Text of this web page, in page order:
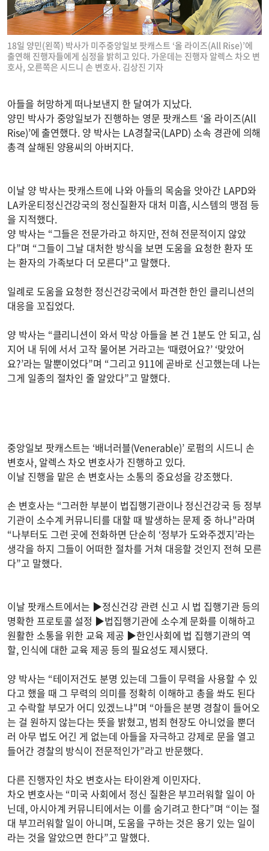
18일 양민(왼쪽) 박사가 미주중앙일보 팟캐스트 ‘올 라이즈(All Rise)’에
출연해 진행자들에게 심정을 밝히고 있다. 가운데는 진행자 알렉스 차오 변
호사, 오른쪽은 시드니 손 변호사. 김상진 기자
아들을 허망하게 떠나보낸지 한 달여가 지났다.
양민 박사가 중앙일보가 진행하는 영문 팟캐스트 ‘올 라이즈(All
Rise)’에 출연했다. 양 박사는 LA경찰국(LAPD) 소속 경관에 의해
총격 살해된 양용씨의 아버지다.
이날 양 박사는 팟캐스트에 나와 아들의 목숨을 앗아간 LAPD와
LA카운티정신건강국의 정신질환자 대처 미흡, 시스템의 맹점 등
을 지적했다.
양 박사는 “그들은 전문가라고 하지만, 전혀 전문적이지 않았
다”며 “그들이 그날 대처한 방식을 보면 도움을 요청한 환자 또
는 환자의 가족보다 더 모른다"고 말했다.
일례로 도움을 요청한 정신건강국에서 파견한 한인 클리니션의
대응을 꼬집었다.
양 박사는 “클리니션이 와서 막상 아들을 본 건 1분도 안 되고, 심
지어 내 뒤에 서서 고작 물어본 거라고는 ‘때렸어요?’ ‘맞았어
요?’라는 말뿐이었다”며 “그리고 911에 곧바로 신고했는데 나는
그게 일종의 절차인 줄 알았다”고 말했다.
중앙일보 팟캐스트는 ‘배너러블(Venerable)’ 로펌의 시드니 손
변호사, 알렉스 차오 변호사가 진행하고 있다.
이날 진행을 맡은 손 변호사는 소통의 중요성을 강조했다.
손 변호사는 “그러한 부분이 법집행기관이나 정신건강국 등 정부
기관이 소수계 커뮤니티를 대할 때 발생하는 문제 중 하나"라며
“나부터도 그런 곳에 전화하면 단순히 ‘정부가 도와주겠지’라는
생각을 하지 그들이 어떠한 절차를 거쳐 대응할 것인지 전혀 모른
다”고 말했다.
이날 팟캐스트에서는 ▶정신건강 관련 신고 시 법 집행기관 등의
명확한 프로토콜 설정 ▶법집행기관에 소수계 문화를 이해하고
원활한 소통을 위한 교육 제공 ▶한인사회에 법 집행기관의 역
할, 인식에 대한 교육 제공 등의 필요성도 제시됐다.
양 박사는 “테이저건도 분명 있는데 그들이 무력을 사용할 수 있
다고 했을 때 그 무력의 의미를 정확히 이해하고 총을 쏴도 된다
고 수락할 부모가 어디 있겠느냐"며 “아들은 분명 경찰이 들어오
는 걸 원하지 않는다는 뜻을 밝혔고, 범죄 현장도 아니었을 뿐더
러 아무 법도 어긴 게 없는데 아들을 자극하고 강제로 문을 열고
들어간 경찰의 방식이 전문적인가”라고 반문했다.
다른 진행자인 차오 변호사는 타이완계 이민자다.
차오 변호사는 “미국 사회에서 정신 질환은 부끄러워할 일이 아
닌데, 아시아계 커뮤니티에서는 이를 숨기려고 한다”며 “이는 절
대 부끄러워할 일이 아니며, 도움을 구하는 것은 용기 있는 일이
라는 것을 알았으면 한다”고 말했다.